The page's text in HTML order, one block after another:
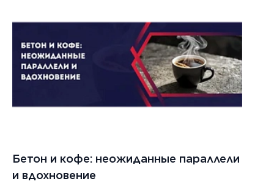
Бетон и кофе: неожиданные параллели
и вдохновение